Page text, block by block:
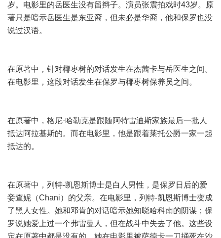
岁。电影里的岳医生没有留辫子。演员张震拍戏时43岁。原
著只是暗示岳医生是东亚裔，但未必是华裔，他和保罗也没
说过汉语。
在原著中，针对椰枣树的对话发生在杰茜卡与岳医生之间。
在电影里，这段对话发生在保罗与椰枣树保养员之间。
在原著中，格尼·哈勒克是跟随阿特雷迪斯家族最后一批人
抵达阿拉基斯的。而在电影里，他是跟着莱托公爵一家一起
抵达的。
在原著中，列特-凯恩斯博士是白人男性，是保罗日后的爱
妾查妮（Chani）的父亲。在电影里，列特-凯恩斯博士变成
了黑人女性。她和邓肯的对话暗示她知晓哈科南的阴谋；保
罗说她爱上过一个弗雷曼人，但在战斗中失去了他。这些设
定在原著中都是没有的。她在电影里被萨德卡一刀捅死在沙